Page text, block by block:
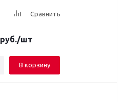
Сравнить
руб./шт
В корзину